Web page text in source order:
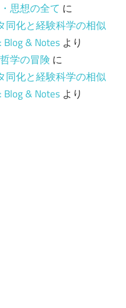
思想の全て に
同化と経験科学の相似
Blog & Notes より
学の冒険 に
同化と経験科学の相似
Blog & Notes より